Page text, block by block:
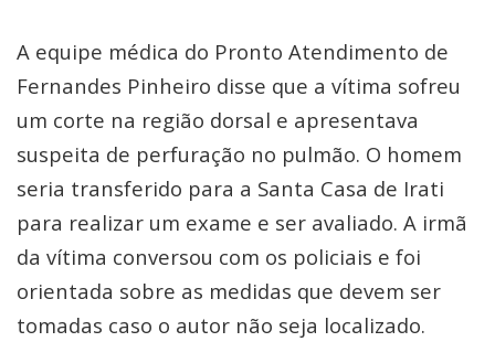
A equipe médica do Pronto Atendimento de
Fernandes Pinheiro disse que a vítima sofreu
um corte na região dorsal e apresentava
suspeita de perfuração no pulmão. O homem
seria transferido para a Santa Casa de Irati
para realizar um exame e ser avaliado. A irmã
da vítima conversou com os policiais e foi
orientada sobre as medidas que devem ser
tomadas caso o autor não seja localizado.